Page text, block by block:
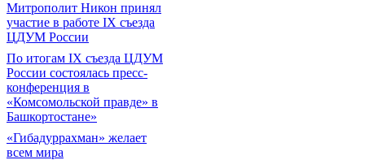
Митрополит Никон принял
участие в работе IX съезда
ЦДУМ России
По итогам IX съезда ЦДУМ
России состоялась пресс-
конференция в
«Комсомольской правде» в
Башкортостане»
«Гибадуррахман» желает
всем мира